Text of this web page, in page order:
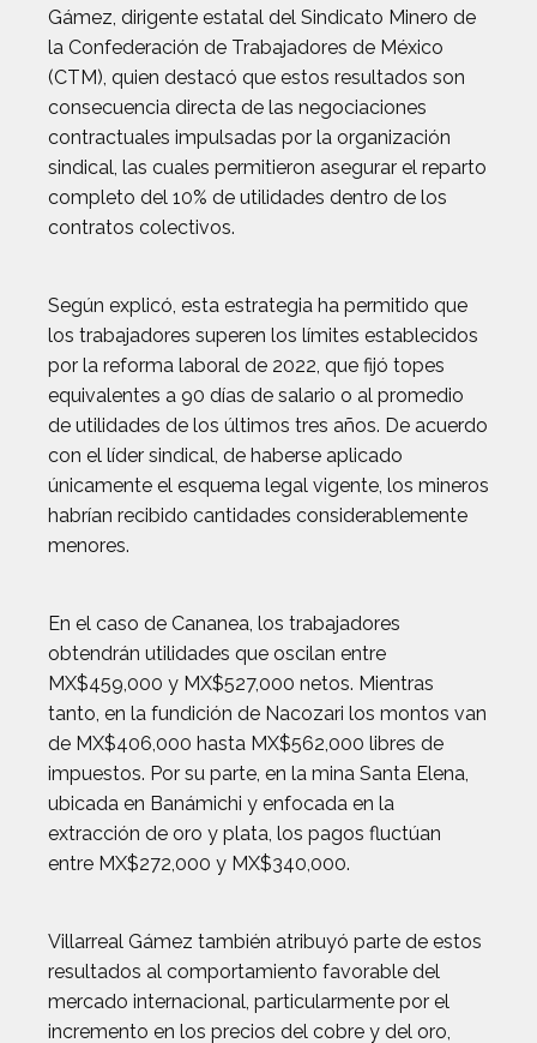
Gámez, dirigente estatal del Sindicato Minero de
la Confederación de Trabajadores de México
(CTM), quien destacó que estos resultados son
consecuencia directa de las negociaciones
contractuales impulsadas por la organización
sindical, las cuales permitieron asegurar el reparto
completo del 10% de utilidades dentro de los
contratos colectivos.
Según explicó, esta estrategia ha permitido que
los trabajadores superen los límites establecidos
por la reforma laboral de 2022, que fijó topes
equivalentes a 90 días de salario o al promedio
de utilidades de los últimos tres años. De acuerdo
con el líder sindical, de haberse aplicado
únicamente el esquema legal vigente, los mineros
habrían recibido cantidades considerablemente
menores.
En el caso de Cananea, los trabajadores
obtendrán utilidades que oscilan entre
MX$459,000 y MX$527,000 netos. Mientras
tanto, en la fundición de Nacozari los montos van
de MX$406,000 hasta MX$562,000 libres de
impuestos. Por su parte, en la mina Santa Elena,
ubicada en Banámichi y enfocada en la
extracción de oro y plata, los pagos fluctúan
entre MX$272,000 y MX$340,000.
Villarreal Gámez también atribuyó parte de estos
resultados al comportamiento favorable del
mercado internacional, particularmente por el
incremento en los precios del cobre y del oro,